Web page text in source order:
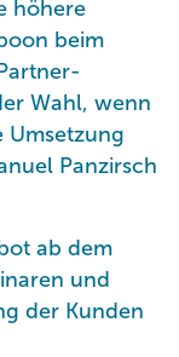
höhere
beim
Wahl, wenn
Umsetzung
Panzirsch
ab dem
und
der Kunden